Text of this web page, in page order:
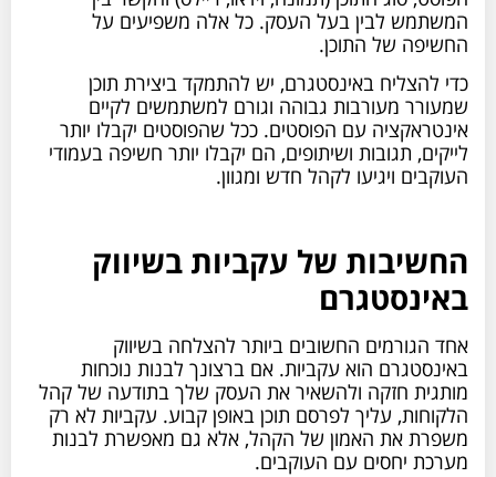
המשתמש לבין בעל העסק. כל אלה משפיעים על
החשיפה של התוכן.
כדי להצליח באינסטגרם, יש להתמקד ביצירת תוכן
שמעורר מעורבות גבוהה וגורם למשתמשים לקיים
אינטראקציה עם הפוסטים. ככל שהפוסטים יקבלו יותר
לייקים, תגובות ושיתופים, הם יקבלו יותר חשיפה בעמודי
העוקבים ויגיעו לקהל חדש ומגוון.
החשיבות של עקביות בשיווק
באינסטגרם
אחד הגורמים החשובים ביותר להצלחה בשיווק
באינסטגרם הוא עקביות. אם ברצונך לבנות נוכחות
מותגית חזקה ולהשאיר את העסק שלך בתודעה של קהל
הלקוחות, עליך לפרסם תוכן באופן קבוע. עקביות לא רק
משפרת את האמון של הקהל, אלא גם מאפשרת לבנות
מערכת יחסים עם העוקבים.